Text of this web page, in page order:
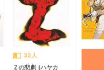
import_contacts 32人
Ｚの悲劇 (ハヤカ